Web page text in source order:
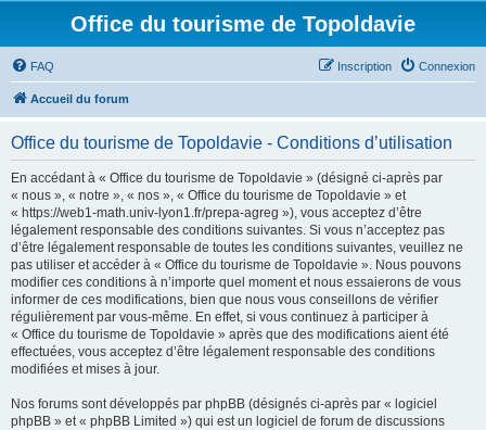
Office du tourisme de Topoldavie
FAQ Connexion
Inscription
Accueil du forum
Office du tourisme de Topoldavie - Conditions d’utilisation
En accédant à « Office du tourisme de Topoldavie » (désigné ci-après par
« nous », « notre », « nos », « Office du tourisme de Topoldavie » et
« https://web1-math.univ-lyon1.fr/prepa-agreg »), vous acceptez d’être
légalement responsable des conditions suivantes. Si vous n’acceptez pas
d’être légalement responsable de toutes les conditions suivantes, veuillez ne
pas utiliser et accéder à « Office du tourisme de Topoldavie ». Nous pouvons
modifier ces conditions à n’importe quel moment et nous essaierons de vous
informer de ces modifications, bien que nous vous conseillons de vérifier
régulièrement par vous-même. En effet, si vous continuez à participer à
« Office du tourisme de Topoldavie » après que des modifications aient été
effectuées, vous acceptez d’être légalement responsable des conditions
modifiées et mises à jour.
Nos forums sont développés par phpBB (désignés ci-après par « logiciel
phpBB » et « phpBB Limited ») qui est un logiciel de forum de discussions